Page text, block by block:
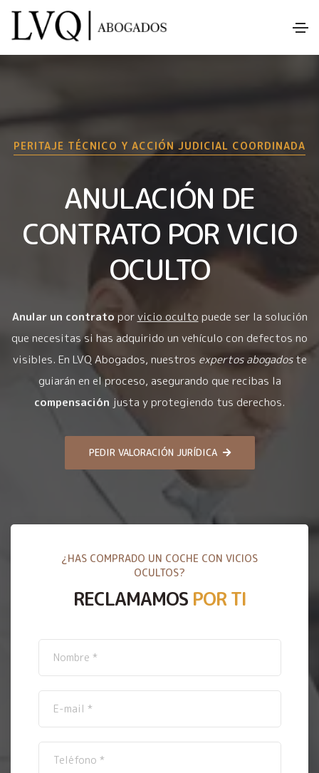
PERITAJE TÉCNICO Y ACCIÓN JUDICIAL COORDINADA
ANULACIÓN DE
CONTRATO POR VICIO
OCULTO
Anular un contrato porvicio oculto puede ser la solución
que necesitas si has adquirido un vehículo con defectos no
visibles. En LVQ Abogados, nuestros expertos abogadoste
guiarán en el proceso, asegurando que recibas la
compensación justa y protegiendo tus derechos.
PEDIR VALORACIÓN JURÍDICA
¿HAS COMPRADO UN COCHE CON VICIOS
OCULTOS?
RECLAMAMOS POR TI